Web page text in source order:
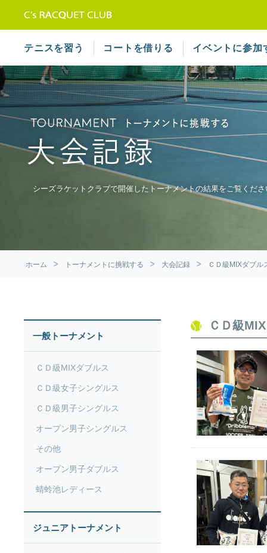
テニスを習う コートを借りる イベントに参加
シーズラケットクラブで開催したトーナメントの結果をご覧くださ
ホーム トーナメントに挑戦する 大会記録 ＣＤ級MIXダブル
ＣＤ級
一般トーナメント
ＣＤ級MIXダブルス
ＣＤ級女子シングルス
ＣＤ級男子シングルス
オープン男子シングルス
その他
オープン男子ダブルス
蜻蛉池レディース
ジュニアトーナメント